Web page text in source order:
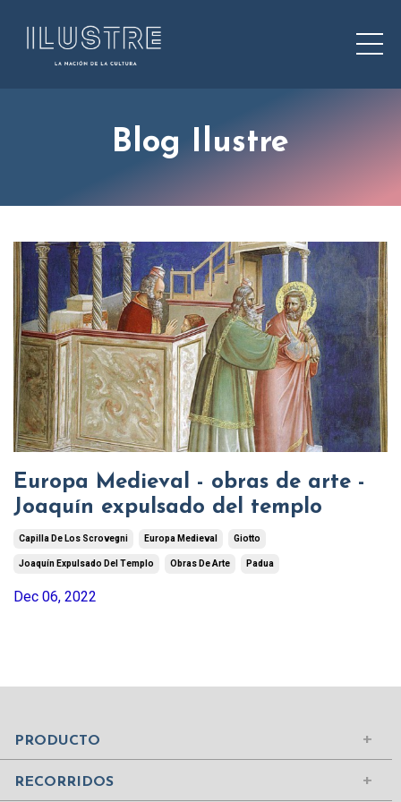
Blog Ilustre
Europa Medieval - obras de arte -
Joaquín expulsado del templo
Capilla De Los Scrovegni Europa Medieval Giotto
Joaquín Expulsado Del Templo Obras De Arte Padua
Dec 06, 2022
PRODUCTO
Iniciar sesión
Comprar suscripción
Contenidos
RECORRIDOS
Mundo Islámico
Civilizaciones de la Antigüedad
Ciudades del Mundo